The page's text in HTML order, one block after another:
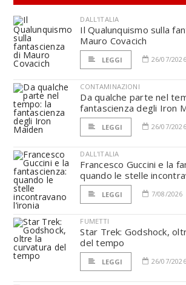
DALL'ITALIA
Il Qualunquismo sulla
Mauro Covacich
LEGGI 26/07/2026
CONTAMINAZIONI
Da qualche parte nel
fantascienza degli Iron
LEGGI 26/07/2026
DALL'ITALIA
Francesco Guccini e la
quando le stelle
LEGGI 7/08/2026
FUMETTI
Star Trek: Godshock,
del tempo
LEGGI 26/07/2026